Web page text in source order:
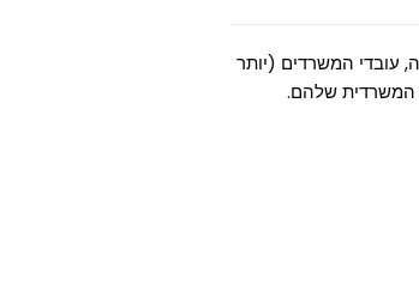
עובדי המשרדים (יותר
המשרדית שלהם.